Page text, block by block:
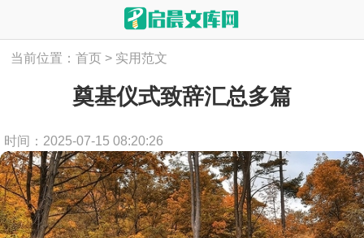
当前位置：首页 > 实用范文
奠基仪式致辞汇总多篇
时间：2025-07-15 08:20:26